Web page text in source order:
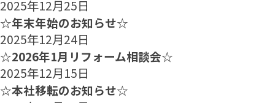
2025年12月25日
☆年末年始のお知らせ☆
2025年12月24日
☆2026年1月リフォーム相談会☆
2025年12月15日
☆本社移転のお知らせ☆